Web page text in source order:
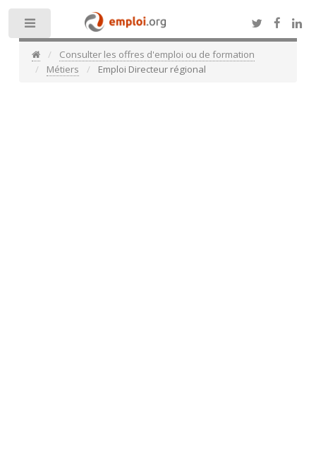
Consulter les offres d'emploi ou de formation
Métiers
Emploi Directeur régional
Toggle